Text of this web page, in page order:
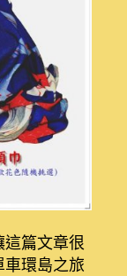
篇文章很
環島之旅